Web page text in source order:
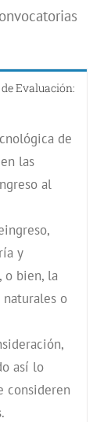
Evaluación:
de
las
al
y
o bien, la
naturales o
así lo
consideren